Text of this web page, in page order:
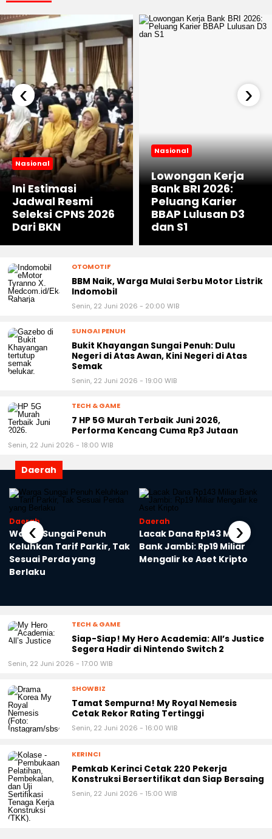
Nasional
Ini Estimasi
Jadwal Resmi
Seleksi CPNS 2026
Dari BKN
Nasional
Lowongan Kerja
Bank BRI 2026:
Peluang Karier
BBAP Lulusan D3
dan S1
‹ ›
OTOMOTIF
BBM Naik, Warga Mulai Serbu Motor Listrik
Indomobil
Senin, 22 Juni 2026 - 20:00 WIB
SUNGAI PENUH
Bukit Khayangan Sungai Penuh: Dulu
Negeri di Atas Awan, Kini Negeri di Atas
Semak
Senin, 22 Juni 2026 - 19:00 WIB
TECH & GAME
7 HP 5G Murah Terbaik Juni 2026,
Performa Kencang Cuma Rp3 Jutaan
Senin, 22 Juni 2026 - 18:00 WIB
Daerah
Daerah
Warga Sungai Penuh
Keluhkan Tarif Parkir, Tak
Sesuai Perda yang
Berlaku
Daerah
Lacak Dana Rp143 Miliar
Bank Jambi: Rp19 Miliar
Mengalir ke Aset Kripto
‹ ›
TECH & GAME
Siap-Siap! My Hero Academia: All’s Justice
Segera Hadir di Nintendo Switch 2
Senin, 22 Juni 2026 - 17:00 WIB
SHOWBIZ
Tamat Sempurna! My Royal Nemesis
Cetak Rekor Rating Tertinggi
Senin, 22 Juni 2026 - 16:00 WIB
KERINCI
Pemkab Kerinci Cetak 220 Pekerja
Konstruksi Bersertifikat dan Siap Bersaing
Senin, 22 Juni 2026 - 15:00 WIB